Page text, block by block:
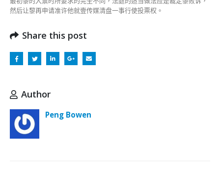
然后让黎再申请准许他就壹传媒清盘一事行使投票权。
Share this post
Author
Peng Bowen